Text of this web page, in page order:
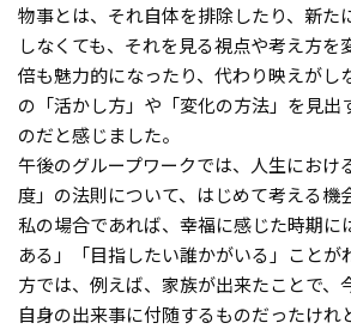
物事とは、それ自体を排除したり、新た
しなくても、それを見る視点や考え方を
倍も魅力的になったり、代わり映えがし
の「活かし方」や「変化の方法」を見出
のだと感じました。
午後のグループワークでは、人生におけ
度」の法則について、はじめて考える機
私の場合であれば、幸福に感じた時期に
ある」「目指したい誰かがいる」ことが
方では、例えば、家族が出来たことで、
自身の出来事に付随するものだったけれ